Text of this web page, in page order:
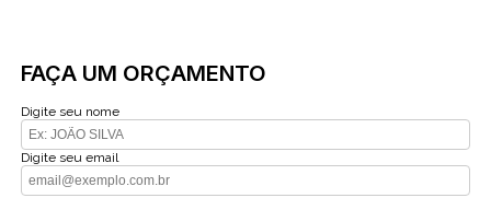
FAÇA UM ORÇAMENTO
Digite seu nome
Digite seu email